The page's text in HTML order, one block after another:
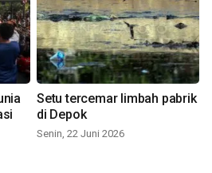
Setu tercemar limbah pabrik
di Depok
Senin, 22 Juni 2026